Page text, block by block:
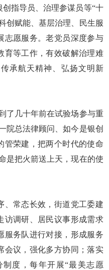
指导员、治理参谋员等“十
创赋能、基层治理、民生服
志愿服务。老党员深度参与
育等工作，有效破解治理难
承航天精神、弘扬文明新
几十年前在试验场参与重
院总法律顾问、如今是银创
管荣建，把两个时代的使命
是把火箭送上天，现在的使
常态长效，街道党工委建
访调研、居民议事形成需求
服务队进行对接，形成服务
会议，强化多方协同；落实
度，每年开展“最美志愿